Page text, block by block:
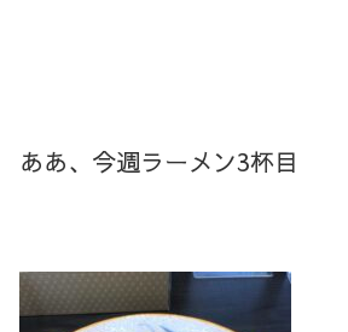
ああ、今週ラーメン3杯目